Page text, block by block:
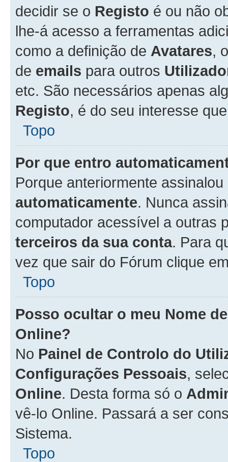
decidir se o Registo é ou não
lhe-á acesso a ferramentas
como a definição de Avatares,
de emails para outros
etc. São necessários apenas
Registo, é do seu interesse
Topo
Por que entro
Porque anteriormente
automaticamente. Nunca
computador acessível a outras
terceiros da sua conta. Para
vez que sair do Fórum clique
Topo
Posso ocultar o meu Nome
Online?
No Painel de Controlo do
Configurações Pessoais,
Online. Desta forma só o
vê-lo Online. Passará a ser
Sistema.
Topo